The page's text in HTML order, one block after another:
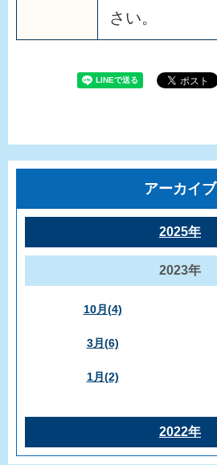
さい。
アーカイブ
2025年
2023年
10月(4)
3月(6)
1月(2)
2022年